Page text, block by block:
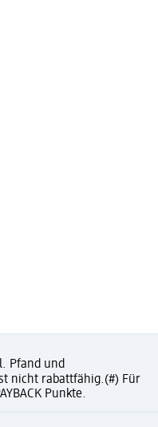
Pfand und
nicht rabattfähig.(#) Für
Punkte.